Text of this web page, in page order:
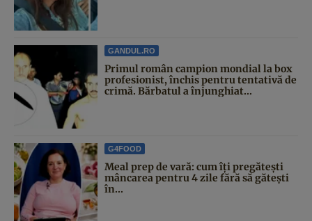
GANDUL.RO
Primul român campion mondial la box
profesionist, închis pentru tentativă de
crimă. Bărbatul a înjunghiat...
G4FOOD
Meal prep de vară: cum îți pregătești
mâncarea pentru 4 zile fără să gătești
în...